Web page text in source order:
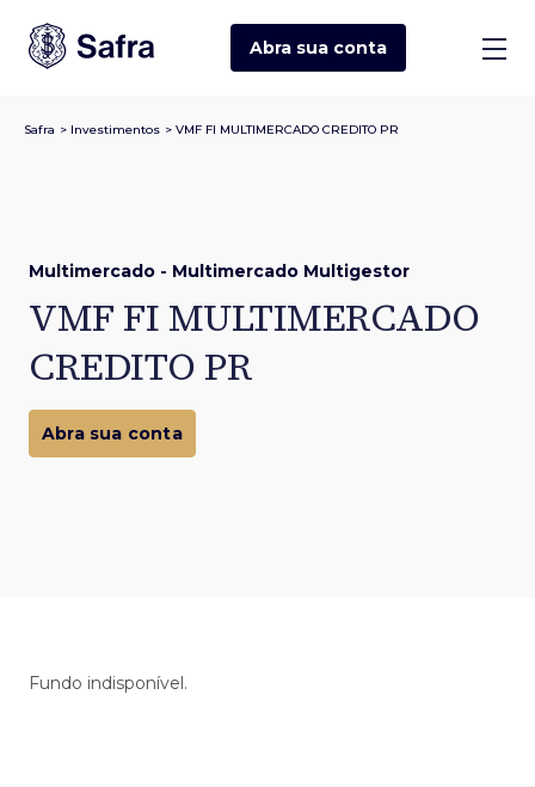
Abra sua conta
Safra > Investimentos > VMF FI MULTIMERCADO CREDITO PR
Multimercado - Multimercado Multigestor
VMF FI MULTIMERCADO
CREDITO PR
Abra sua conta
Fundo indisponível.